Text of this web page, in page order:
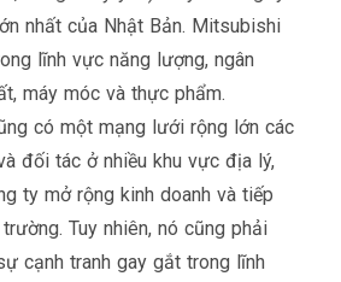
nhất của Nhật Bản. Mitsubishi
lĩnh vực năng lượng, ngân
máy móc và thực phẩm.
có một mạng lưới rộng lớn các
đối tác ở nhiều khu vực địa lý,
ty mở rộng kinh doanh và tiếp
Tuy nhiên, nó cũng phải
cạnh tranh gay gắt trong lĩnh